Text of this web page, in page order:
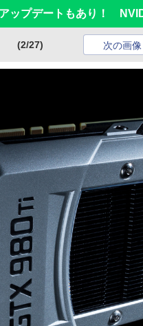
ップデートもあり！
(2/27) 次の画像